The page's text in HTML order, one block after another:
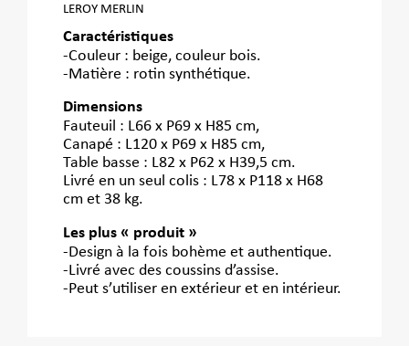
LEROY MERLIN
Caractéristiques
-Couleur : beige, couleur bois.
-Matière : rotin synthétique.
Dimensions
Fauteuil : L66 x P69 x H85 cm,
Canapé : L120 x P69 x H85 cm,
Table basse : L82 x P62 x H39,5 cm.
Livré en un seul colis : L78 x P118 x H68
cm et 38 kg.
Les plus « produit »
-Design à la fois bohème et authentique.
-Livré avec des coussins d’assise.
-Peut s’utiliser en extérieur et en intérieur.